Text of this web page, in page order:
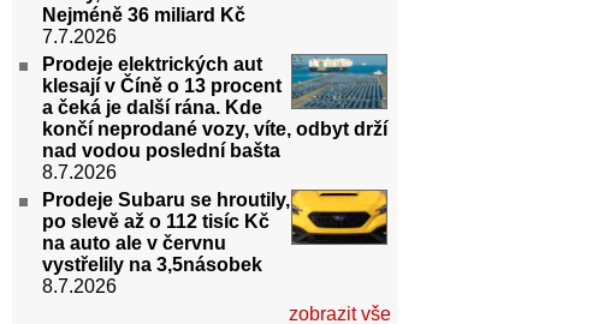
Nejméně 36 miliard Kč
7.7.2026
Prodeje elektrických aut
klesají v Číně o 13 procent
a čeká je další rána. Kde
končí neprodané vozy, víte, odbyt drží
nad vodou poslední bašta
8.7.2026
Prodeje Subaru se hroutily,
po slevě až o 112 tisíc Kč
na auto ale v červnu
vystřelily na 3,5násobek
8.7.2026
zobrazit vše